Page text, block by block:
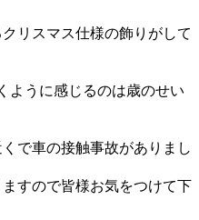
リスマス仕様の飾りがして
ように感じるのは歳のせい
で車の接触事故がありまし
すので皆様お気をつけて下